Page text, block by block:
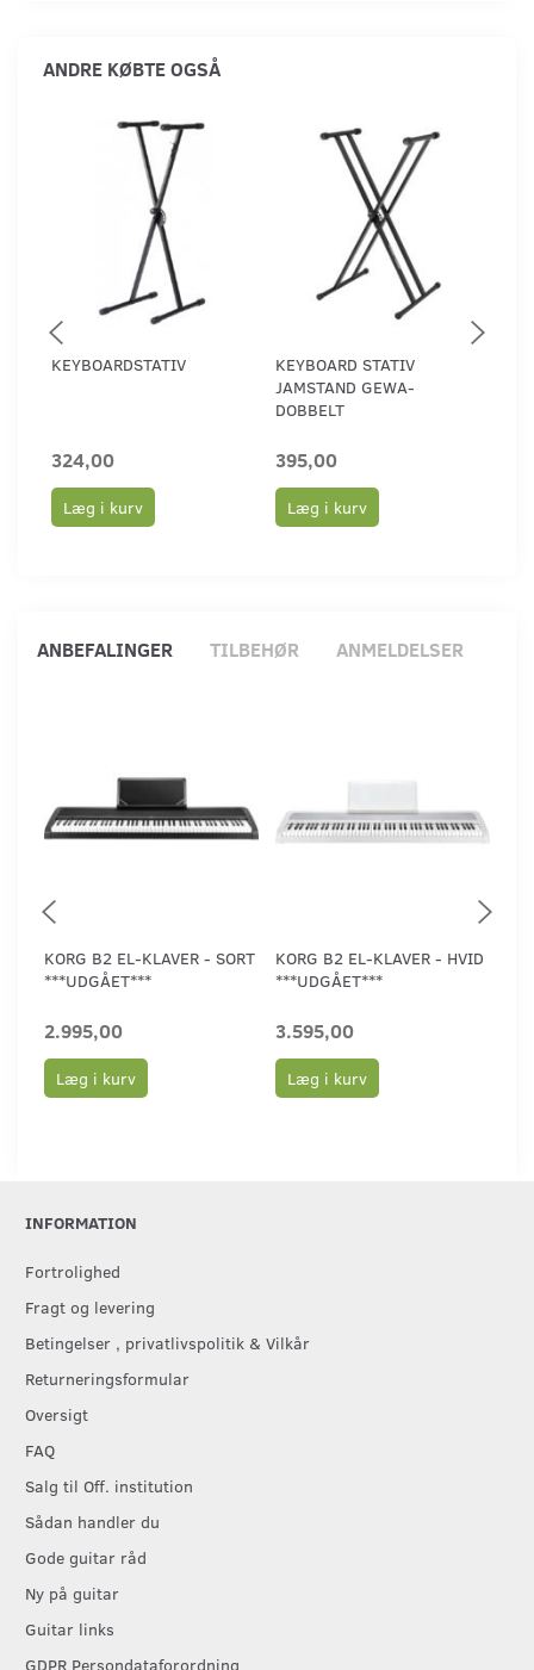
ANDRE KØBTE OGSÅ
KEYBOARDSTATIV
324,00
Læg i kurv
KEYBOARD STATIV
JAMSTAND GEWA-
DOBBELT
395,00
Læg i kurv
ANBEFALINGER TILBEHØR ANMELDELSER
KORG B2 EL-KLAVER - SORT
***UDGÅET***
2.995,00
Læg i kurv
KORG B2 EL-KLAVER - HVID
***UDGÅET***
3.595,00
Læg i kurv
INFORMATION
Fortrolighed
Fragt og levering
Betingelser , privatlivspolitik & Vilkår
Returneringsformular
Oversigt
FAQ
Salg til Off. institution
Sådan handler du
Gode guitar råd
Ny på guitar
Guitar links
GDPR Persondataforordning